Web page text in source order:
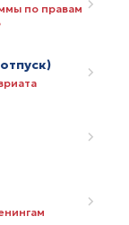
по правам